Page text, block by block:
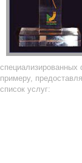
примеру,
список услуг: